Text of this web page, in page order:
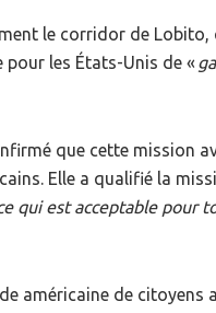
le corridor de
pour les États-Unis de «
que cette mission
Elle a qualifié la
qui est acceptable pour
américaine de citoyens